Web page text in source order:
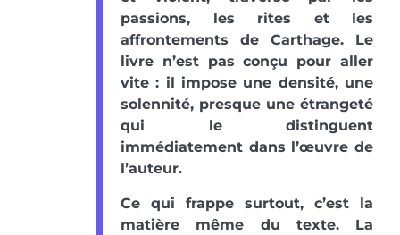
passions, les rites et les
affrontements de Carthage. Le
livre n’est pas conçu pour aller
vite : il impose une densité, une
solennité, presque une étrangeté
qui le distinguent
immédiatement dans l’œuvre de
l’auteur.
Ce qui frappe surtout, c’est la
matière même du texte. La